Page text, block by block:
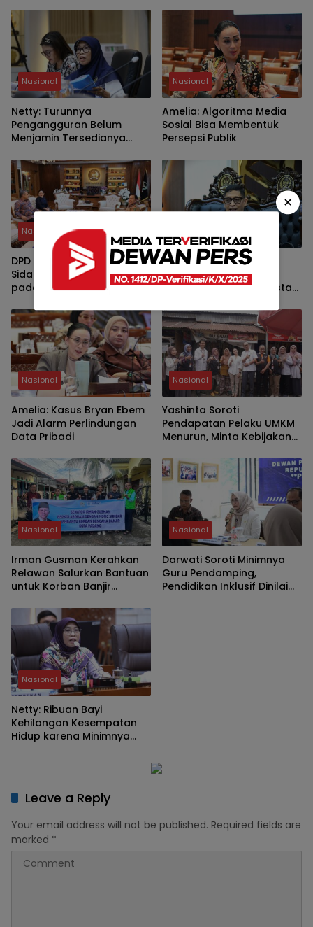
Nasional
Netty: Turunnya
Pengangguran Belum
Menjamin Tersedianya
Nasional
Amelia: Algoritma Media
Sosial Bisa Membentuk
Persepsi Publik
Nasional
DPD RI Jadi Tuan Rumah
Sidang Bersama DPR-DPD
pada 14 Agustus
RUU Masyarakat Adat
Diarahkan Perkuat Hak
Warga Adat atas Investasi
Nasional
Amelia: Kasus Bryan Ebem
Jadi Alarm Perlindungan
Data Pribadi
Nasional
Yashinta Soroti
Pendapatan Pelaku UMKM
Menurun, Minta Kebijakan
Nasional
Irman Gusman Kerahkan
Relawan Salurkan Bantuan
untuk Korban Banjir
Nasional
Darwati Soroti Minimnya
Guru Pendamping,
Pendidikan Inklusif Dinilai
Nasional
Netty: Ribuan Bayi
Kehilangan Kesempatan
Hidup karena Minimnya
Leave a Reply
Your email address will not be published. Required fields are
marked *
×